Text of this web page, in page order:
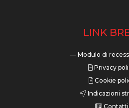
LINK
— Modulo di
Privacy
Cookie
Indicazioni
Contatti